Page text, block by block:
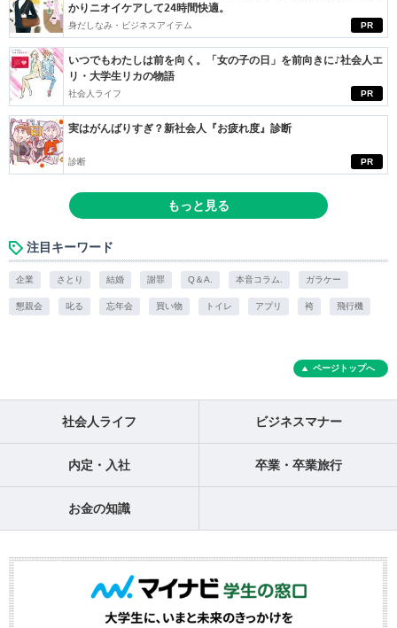
PR
かりニオイケアして24時間快適。
身だしなみ・ビジネスアイテム
PR
いつでもわたしは前を向く。「女の子の日」を前向きに♪社会人エ
リ・大学生リカの物語
社会人ライフ
PR
実はがんばりすぎ？新社会人『お疲れ度』診断
診断
もっと見る
注目キーワード
企業 さとり 結婚 謝罪 Q＆A. 本音コラム. ガラケー
懇親会 叱る 忘年会 買い物 トイレ アプリ 袴 飛行機
ページトップへ
社会人ライフ ビジネスマナー
内定・入社 卒業・卒業旅行
お金の知識